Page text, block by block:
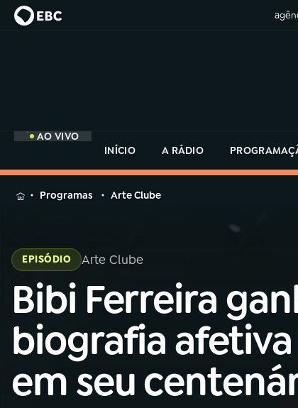
AO VIVO
INÍCIO
A RÁDIO
MENU
Buscar
na
Rádio
Início AO VIVO
01INÍCIO
Rádio
MEC
Programas Arte Clube
EPISÓDIO Arte Clube
Bibi Ferreira
biografia afetiva
em seu